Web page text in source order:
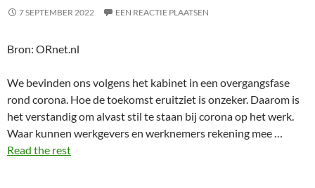
7 SEPTEMBER 2022 EEN REACTIE PLAATSEN
Bron: ORnet.nl
We bevinden ons volgens het kabinet in een overgangsfase
rond corona. Hoe de toekomst eruitziet is onzeker. Daarom is
het verstandig om alvast stil te staan bij corona op het werk.
Waar kunnen werkgevers en werknemers rekening mee …
Read the rest